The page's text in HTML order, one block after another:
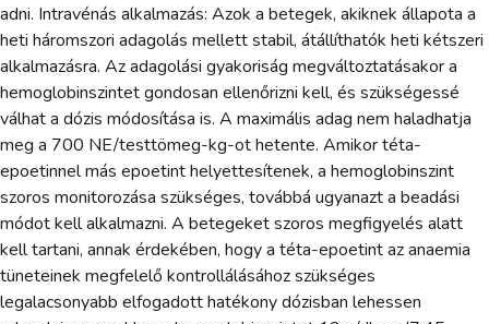
adni. Intravénás alkalmazás: Azok a betegek, akiknek állapota a
heti háromszori adagolás mellett stabil, átállíthatók heti kétszeri
alkalmazásra. Az adagolási gyakoriság megváltoztatásakor a
hemoglobinszintet gondosan ellenőrizni kell, és szükségessé
válhat a dózis módosítása is. A maximális adag nem haladhatja
meg a 700 NE/testtömeg-kg-ot hetente. Amikor téta-
epoetinnel más epoetint helyettesítenek, a hemoglobinszint
szoros monitorozása szükséges, továbbá ugyanazt a beadási
módot kell alkalmazni. A betegeket szoros megfigyelés alatt
kell tartani, annak érdekében, hogy a téta-epoetint az anaemia
tüneteinek megfelelő kontrollálásához szükséges
legalacsonyabb elfogadott hatékony dózisban lehessen